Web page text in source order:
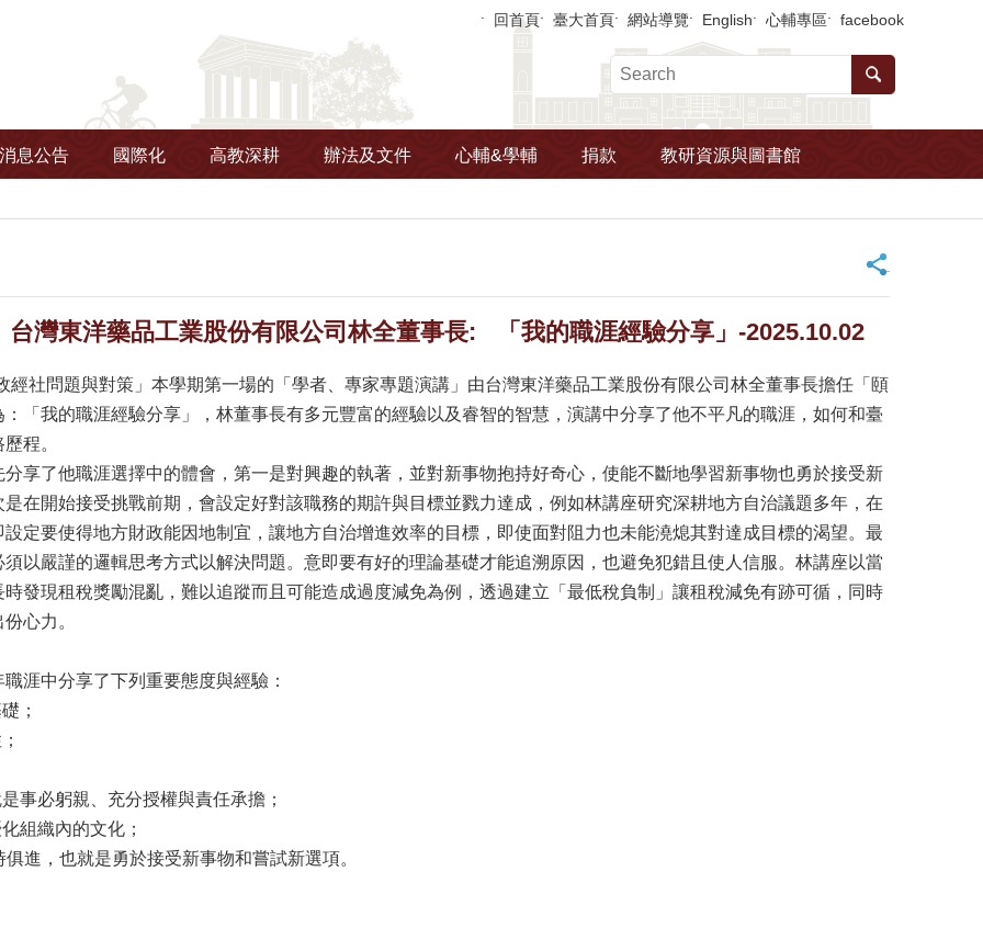
回首頁 臺大首頁 網站導覽 English 心輔專區 facebook
息公告 國際化 高教深耕 辦法及文件 心輔&學輔 捐款 教研資源與圖書館
_
台灣東洋藥品工業股份有限公司林全董事長: 「我的職涯經驗分享」-2025.10.02
經社問題與對策」本學期第一場的「學者、專家專題演講」由台灣東洋藥品工業股份有限公司林全董事長擔任「頤
「我的職涯經驗分享」，林董事長有多元豐富的經驗以及睿智的智慧，演講中分享了他不平凡的職涯，如何和臺
程。
享了他職涯選擇中的體會，第一是對興趣的執著，並對新事物抱持好奇心，使能不斷地學習新事物也勇於接受新
在開始接受挑戰前期，會設定好對該職務的期許與目標並戮力達成，例如林講座研究深耕地方自治議題多年，在
定要使得地方財政能因地制宜，讓地方自治增進效率的目標，即使面對阻力也未能澆熄其對達成目標的渴望。最
以嚴謹的邏輯思考方式以解決問題。意即要有好的理論基礎才能追溯原因，也避免犯錯且使人信服。林講座以當
發現租稅獎勵混亂，難以追蹤而且可能造成過度減免為例，透過建立「最低稅負制」讓租稅減免有跡可循，同時
心力。
涯中分享了下列重要態度與經驗：
；
事必躬親、充分授權與責任承擔；
組織內的文化；
進，也就是勇於接受新事物和嘗試新選項。